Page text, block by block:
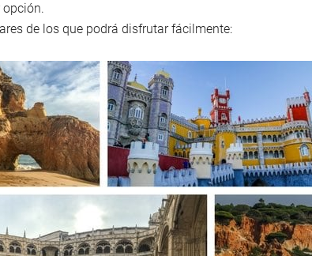
opción.
de los que podrá disfrutar fácilmente: